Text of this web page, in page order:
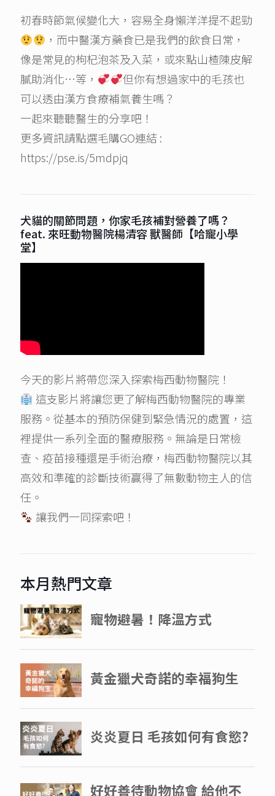
初春時節氣候變化大，容易全身懶洋洋提不起勁
，而中醫漢方藥食已是我們的飲食日常，
像是常見的枸杞泡茶及入菜，或來點山楂陳皮解
膩助消化…等，
但你有想過家中的毛孩也
可以透由漢方食療補氣養生嗎？
一起來聽聽醫生的分享吧！
更多資訊請點選毛購GO連結 :
https://pse.is/5mdpjq
犬貓的關節問題，你家毛孩補對營養了嗎？
feat. 來旺動物醫院楊清容 獸醫師【哈寵小學
堂】
今天的影片將帶您深入探索梅西動物醫院！
這支影片將讓您更了解梅西動物醫院的專業
服務。從基本的預防保健到緊急情況的處置，這
裡提供一系列全面的醫療服務。無論是日常檢
查、疫苗接種還是手術治療，梅西動物醫院以其
高效和準確的診斷技術贏得了無數動物主人的信
任。
讓我們一同探索吧！
本月熱門文章